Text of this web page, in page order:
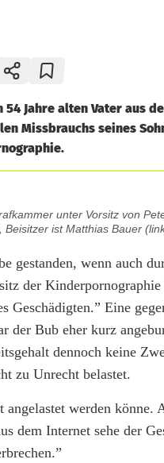
Jahre alten Vater aus
Missbrauchs seines
unter Vorsitz von
Beisitzer ist Matthias Bauer
gestanden, wenn auch
der
Geschädigten.” Eine
der Bub eher kurz
dennoch keine
zu Unrecht belastet.
werden könne.
dem Internet sehe der